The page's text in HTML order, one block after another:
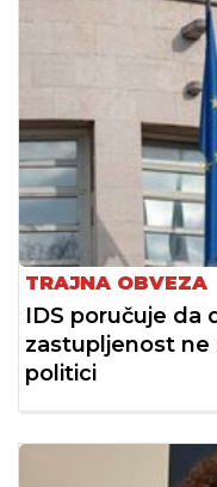
TRAJNA OBVEZA
IDS poručuje da
zastupljenost ne
politici